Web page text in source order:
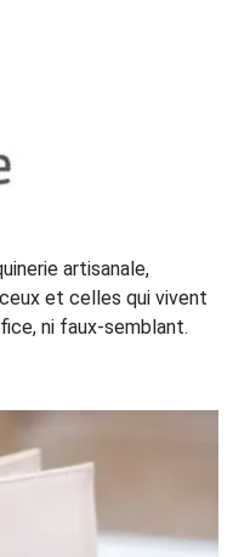
artisanale,
et celles qui vivent
ni faux-semblant.